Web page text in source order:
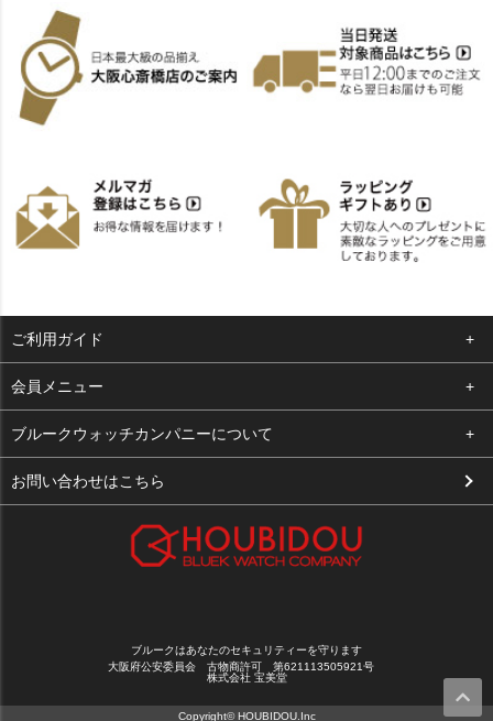
ご利用ガイド
よくある質問
支払い・送料
お客様の声
会員メニュー
ログイン
お気に入り
ブルークウォッチカンパニーについて
会社概要
お問い合わせはこちら
ブルークはあなたのセキュリティーを守ります
大阪府公安委員会 古物商許可 第621113505921号
株式会社 宝美堂
Copyright© HOUBIDOU.Inc